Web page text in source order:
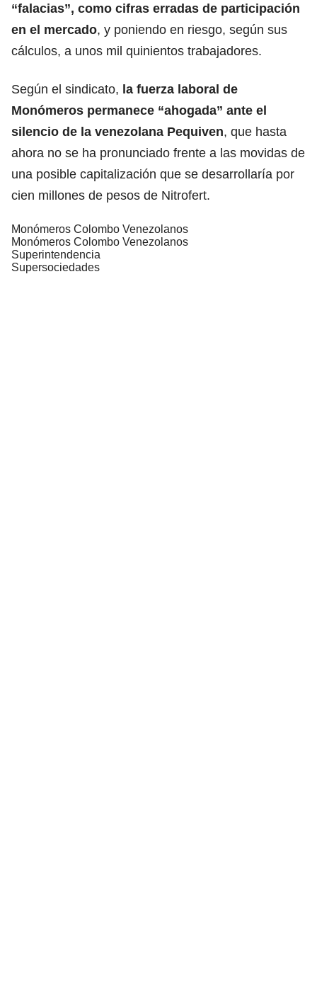
“falacias”, como cifras erradas de participación
en el mercado, y poniendo en riesgo, según sus
cálculos, a unos mil quinientos trabajadores.
Según el sindicato, la fuerza laboral de
Monómeros permanece “ahogada” ante el
silencio de la venezolana Pequiven, que hasta
ahora no se ha pronunciado frente a las movidas de
una posible capitalización que se desarrollaría por
cien millones de pesos de Nitrofert.
Monómeros Colombo Venezolanos
Monómeros Colombo Venezolanos
Superintendencia
Supersociedades